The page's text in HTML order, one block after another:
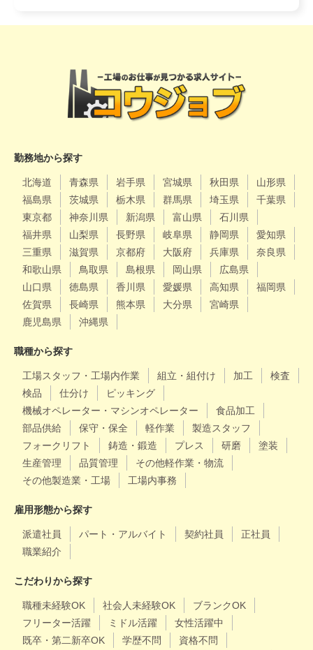
勤務地から探す
北海道 青森県 岩手県 宮城県 秋田県
山形県
福島県
茨城県 栃木県 群馬県 埼玉県
千葉県
東京都
神奈川県 新潟県 富山県
石川県
福井県
山梨県 長野県 岐阜県 静岡県
愛知県
三重県
滋賀県 京都府 大阪府 兵庫県
奈良県
和歌山県
鳥取県 島根県 岡山県
広島県
山口県
徳島県 香川県 愛媛県 高知県
福岡県
佐賀県
長崎県 熊本県 大分県
宮崎県
鹿児島県
沖縄県
職種から探す
工場スタッフ・工場内作業 組立・組付け 加工
検査
検品
仕分け
ピッキング
機械オペレーター・マシンオペレーター
食品加工
部品供給
保守・保全 軽作業
製造スタッフ
フォークリフト
鋳造・鍛造 プレス 研磨
塗装
生産管理
品質管理
その他軽作業・物流
その他製造業・工場
工場内事務
雇用形態から探す
派遣社員 パート・アルバイト 契約社員
正社員
職業紹介
こだわりから探す
職種未経験OK 社会人未経験OK
ブランクOK
フリーター活躍
ミドル活躍
女性活躍中
既卒・第二新卒OK
学歴不問
資格不問